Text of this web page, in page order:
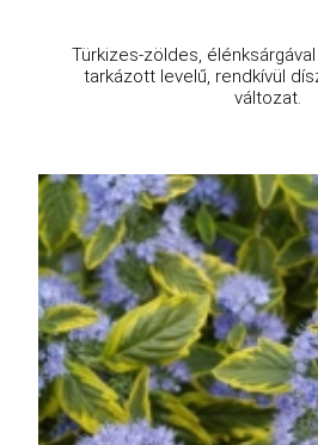
Türkizes-zöldes,
tarkázott levelű, rendkívül
változat.